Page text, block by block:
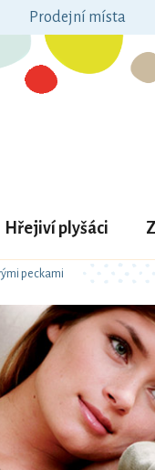
Prodejní místa
Hřejiví plyšáci
peckami